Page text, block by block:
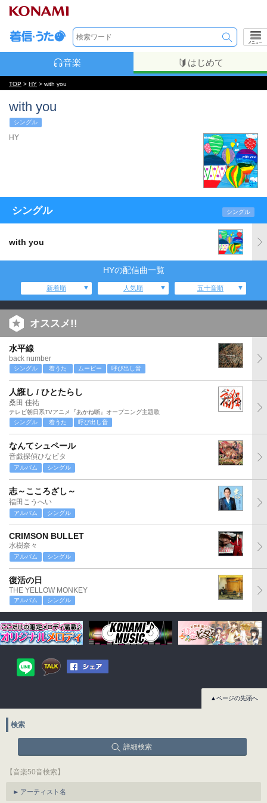
メニュー
音楽 はじめて
TOP > HY > with you
with you
シングル
HY
シングル シングル
with you
HYの配信曲一覧
新着順 人気順 五十音順
オススメ!!
水平線
back number
シングル 着うた ムービー 呼び出し音
人誑し / ひとたらし
桑田 佳祐
テレビ朝日系TVアニメ『あかね噺』オープニング主題歌
シングル
着うた 呼び出し音
なんてシュペール
音戯探偵ひなビタ
アルバム シングル
志～こころざし～
福田こうへい
アルバム シングル
CRIMSON BULLET
水樹奈々
アルバム シングル
復活の日
THE YELLOW MONKEY
アルバム シングル
▲ページの先頭へ
検索
詳細検索
【音楽50音検索】
アーティスト名